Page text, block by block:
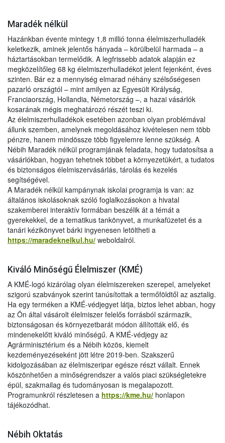
Maradék nélkül
Hazánkban évente mintegy 1,8 millió tonna élelmiszerhulladék
keletkezik, aminek jelentős hányada – körülbelül harmada – a
háztartásokban termelődik. A legfrissebb adatok alapján ez
megközelítőleg 68 kg élelmiszerhulladékot jelent fejenként, éves
szinten. Bár ez a mennyiség elmarad néhány szélsőségesen
pazarló országtól – mint amilyen az Egyesült Királyság,
Franciaország, Hollandia, Németország –, a hazai vásárlók
kosarának mégis meghatározó részét teszi ki.
Az élelmiszerhulladékok esetében azonban olyan problémával
állunk szemben, amelynek megoldásához kivételesen nem több
pénzre, hanem mindössze több figyelemre lenne szükség. A
Nébih Maradék nélkül programjának feladata, hogy tudatosítsa a
vásárlókban, hogyan tehetnek többet a környezetükért, a tudatos
és biztonságos élelmiszervásárlás, tárolás és kezelés
segítségével.
A Maradék nélkül kampánynak iskolai programja is van: az
általános iskolásoknak szóló foglalkozásokon a hivatal
szakemberei interaktív formában beszélik át a témát a
gyerekekkel, de a tematikus tankönyvet, a munkafüzetet és a
tanári kézikönyvet bárki ingyenesen letöltheti a
https://maradeknelkul.hu/ weboldalról.
Kiváló Minőségű Élelmiszer (KMÉ)
A KMÉ-logó kizárólag olyan élelmiszereken szerepel, amelyeket
szigorú szabványok szerint tanúsítottak a termőföldtől az asztalig.
Ha egy terméken a KMÉ-védjegyet látja, biztos lehet abban, hogy
az Ön által vásárolt élelmiszer felelős forrásból származik,
biztonságosan és környezetbarát módon állították elő, és
mindenekelőtt kiváló minőségű. A KMÉ-védjegy az
Agrárminisztérium és a Nébih közös, kiemelt
kezdeményezéseként jött létre 2019-ben. Szakszerű
kidolgozásában az élelmiszeripar egésze részt vállalt. Ennek
köszönhetően a minőségrendszer a valós piaci szükségletekre
épül, szakmailag és tudományosan is megalapozott.
Programunkról részletesen a https://kme.hu/ honlapon
tájékozódhat.
Nébih Oktatás